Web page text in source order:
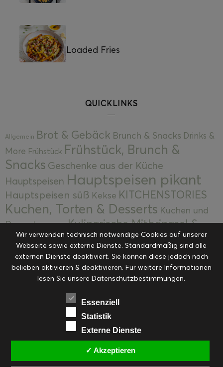
Loaded Fries
QUICKLINKS
Allgemein Brot & Gebäck Brunch & Snacks Drinks &
More Frühstück Frühstück, Brunch &
Snacks Geschenke aus der Küche
Hauptspeisen Hauptspeisen pikant
Hauptspeisen süß Kekse KITCHENSTORIES
Kuchen, Torten & Desserts Kuchen und
Desserts
Kulinarische Mitbringsel &
Eingemachtes Ohne Kategorie Ostern Resteküche
RezepteSaisonalSliderStartseite
Suppen, Salate & Vorspeisen Vorspeisen &
Vorspeisen, Salate & Suppen
Weihnachten Workshops & Events
PINTEREST
Wir verwenden technisch notwendige Cookies auf unserer
Webseite sowie externe Dienste. Standardmäßig sind alle
externen Dienste deaktiviert. Sie können diese jedoch nach
belieben aktivieren & deaktivieren. Für weitere Informationen
lesen Sie unsere Datenschutzbestimmungen.
Essenziell
Statistik
Externe Dienste
✓ Akzeptieren